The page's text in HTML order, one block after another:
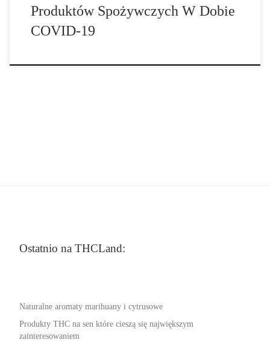
Produktów Spożywczych W Dobie
COVID-19
Ostatnio na THCLand:
Naturalne aromaty marihuany i cytrusowe
Produkty THC na sen które cieszą się największym
zainteresowaniem